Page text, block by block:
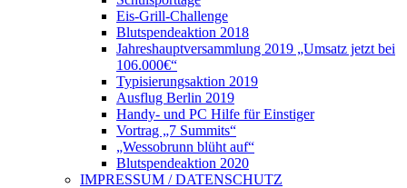
Eis-Grill-Challenge
Blutspendeaktion 2018
Jahreshauptversammlung 2019 „Umsatz jetzt bei
106.000€“
Typisierungsaktion 2019
Ausflug Berlin 2019
Handy- und PC Hilfe für Einstiger
Vortrag „7 Summits“
„Wessobrunn blüht auf“
Blutspendeaktion 2020
IMPRESSUM / DATENSCHUTZ